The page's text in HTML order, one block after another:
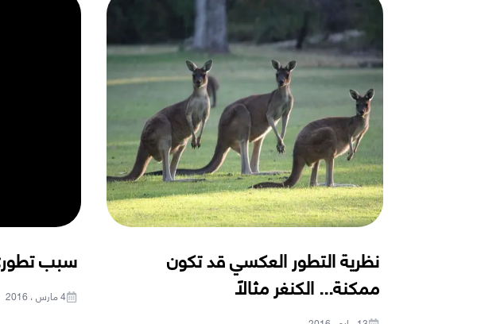
نظرية التطور العكسي قد تكون
ممكنة... الكنغر مثالًا
سبب
4 مارس ، 2016